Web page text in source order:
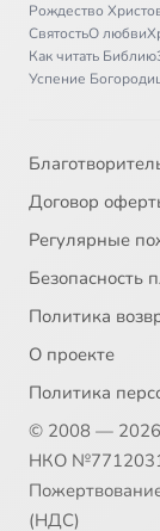
Рождество
СвятостьО любви
Как читать Библию
Успение
Договор
Регулярные
Безопасность
Политика
О проекте
Политика
© 2008 — 2026
НКО
(НДС)